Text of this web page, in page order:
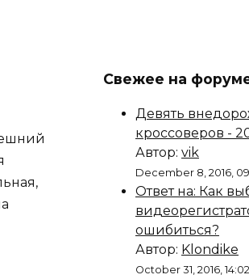
Свежее на
Девять
кроссоверов -
Автор: vik
December 8, 2016,
Ответ на: Как
ошибиться?
Автор: Klondike
October 31, 2016, 14:02